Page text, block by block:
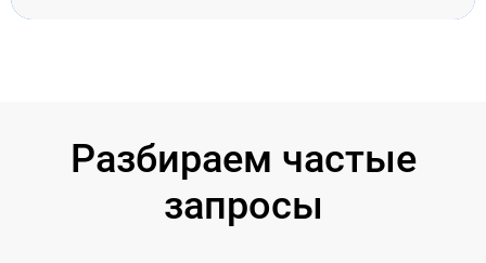
Разбираем частые
запросы